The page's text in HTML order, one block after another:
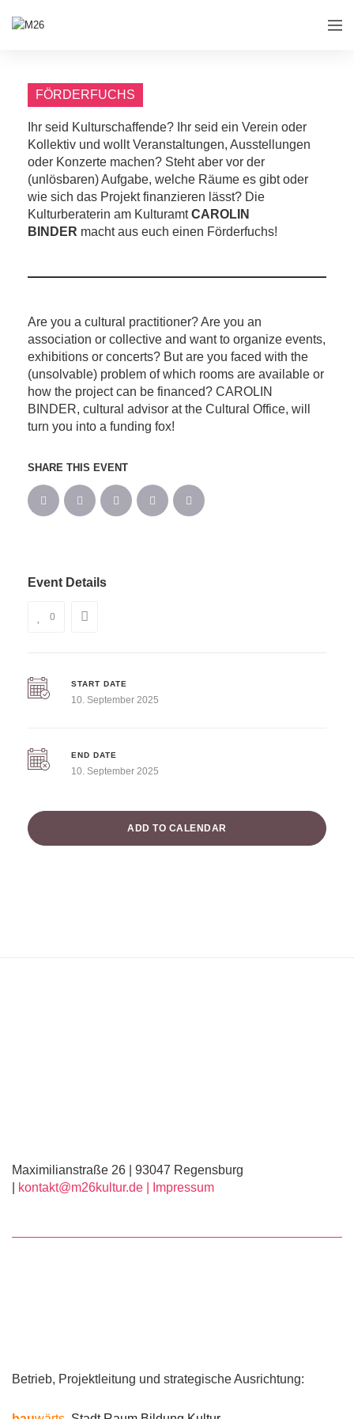
FÖRDERFUCHS
Ihr seid Kulturschaffende? Ihr seid ein Verein oder
Kollektiv und wollt Veranstaltungen, Ausstellungen
oder Konzerte machen? Steht aber vor der
(unlösbaren) Aufgabe, welche Räume es gibt oder
wie sich das Projekt finanzieren lässt? Die
Kulturberaterin am KulturamtCAROLIN
BINDER macht aus euch einen Förderfuchs!
Are you a cultural practitioner? Are you an
association or collective and want to organize events,
exhibitions or concerts? But are you faced with the
(unsolvable) problem of which rooms are available or
how the project can be financed? CAROLIN
BINDER, cultural advisor at the Cultural Office, will
turn you into a funding fox!
SHARE THIS EVENT
Event Details
0
START DATE
10. September 2025
END DATE
10. September 2025
ADD TO CALENDAR
Maximilianstraße 26 | 93047 Regensburg
kontakt@m26kultur.de | Impressum
Betrieb, Projektleitung und strategische Ausrichtung: